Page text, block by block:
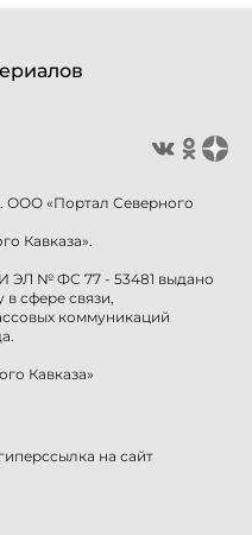
ООО «Портал Северного
Кавказа».
ЭЛ № ФС 77 - 53481 выдано
сфере связи,
коммуникаций
Кавказа»
на сайт